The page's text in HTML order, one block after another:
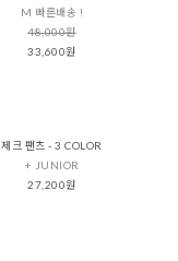
M 빠른배송 !
48,000원
33,600원
제크 팬츠 - 3 COLOR
+ JUNIOR
27,200원